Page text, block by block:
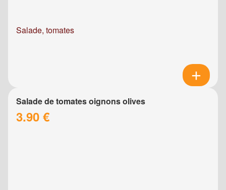
Salade, tomates
Salade de tomates oignons olives
3.90 €